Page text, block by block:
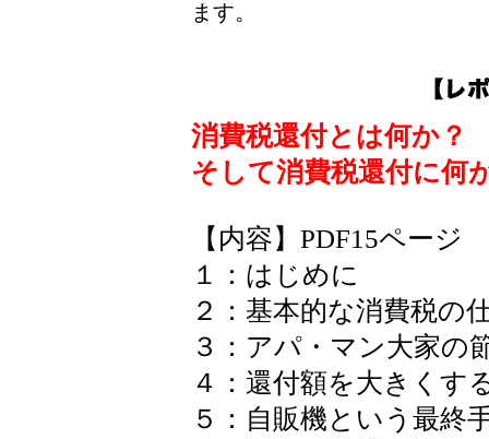
ます。
消費税還付とは何か？
そして消費税還付に何
【内容】PDF15ページ
１：はじめに
２：基本的な消費税の
３：アパ・マン大家の
４：還付額を大きくす
５：自販機という最終